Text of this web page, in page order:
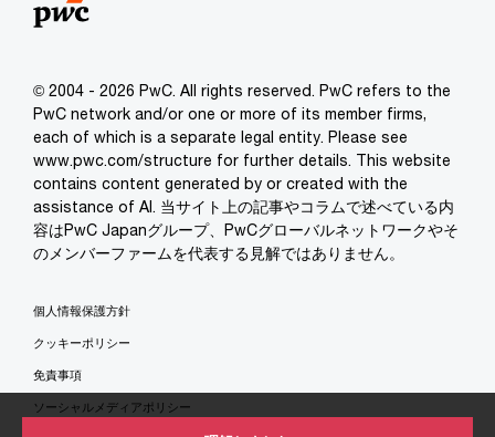
© 2004 - 2026 PwC. All rights reserved. PwC refers to the
PwC network and/or one or more of its member firms,
each of which is a separate legal entity. Please see
www.pwc.com/structure for further details. This website
contains content generated by or created with the
assistance of AI. 当サイト上の記事やコラムで述べている内
容はPwC Japanグループ、PwCグローバルネットワークやそ
のメンバーファームを代表する見解ではありません。
個人情報保護方針
クッキーポリシー
免責事項
ソーシャルメディアポリシー